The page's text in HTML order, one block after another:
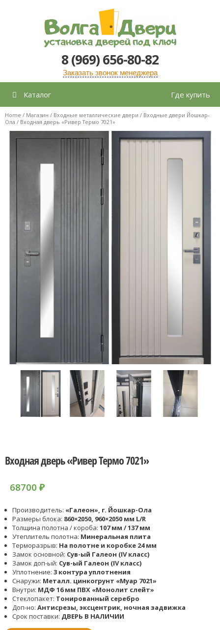
содержимому
8 (969) 656-80-82
Заказать звонок менеджера
Каталог Где купить
Home / Магазин / Входные металлические двери / Входные двери Йошкар-
Ола / Входная дверь «Ривер Термо 7021»
Входная дверь «Ривер Термо 7021»
68700 ₽
Производитель: «Галеон», г. Йошкар-Ола
Размеры блока: 860×2050, 960×2050 мм L/R
Толщина полотна / короба: 107 мм / 137 мм
Утеплитель полотна: Минеральная плита
Терморазрыв: На полотне и коробке 24 мм
Замок основной: Сув-ый Галеон (IV класс)
Замок доп-ый: Сув-ый Галеон (IV класс)
Уплотнение: 3 контура уплотнения
Снаружи: Металл. цинкогрунт «Муар 7021»
Внутри: МДФ 16 мм ПВХ «Монолит слейт»
Стеклопакет: Тонированный серебро
Доп-но: Антисрезы, эксцентрик, ночная задвижка
Срок поставки: ДВЕРЬ В НАЛИЧИИ